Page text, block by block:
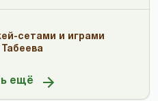
сетами и играми
ещё